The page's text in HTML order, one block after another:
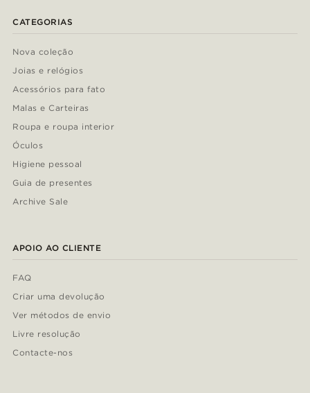
CATEGORIAS
Nova coleção
Joias e relógios
Acessórios para fato
Malas e Carteiras
Roupa e roupa interior
Óculos
Higiene pessoal
Guia de presentes
Archive Sale
APOIO AO CLIENTE
FAQ
Criar uma devolução
Ver métodos de envio
Livre resolução
Contacte-nos